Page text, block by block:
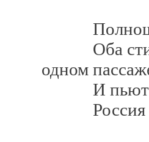
Полнощных
Оба стиля
одном
И пьют из
Россия с